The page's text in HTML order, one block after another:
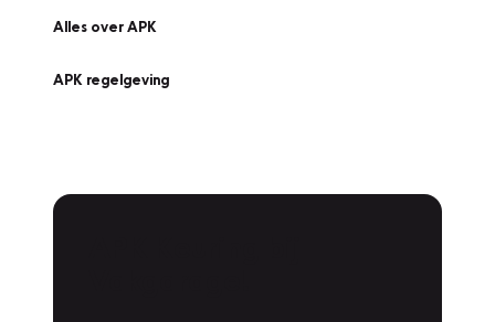
Alles over APK
APK regelgeving